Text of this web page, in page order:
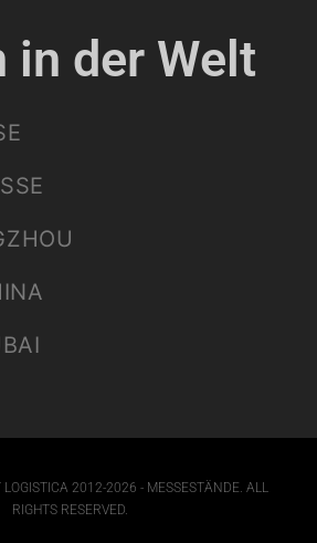
in der Welt
2012-2026 - MESSESTÄNDE. ALL
RIGHTS RESERVED.